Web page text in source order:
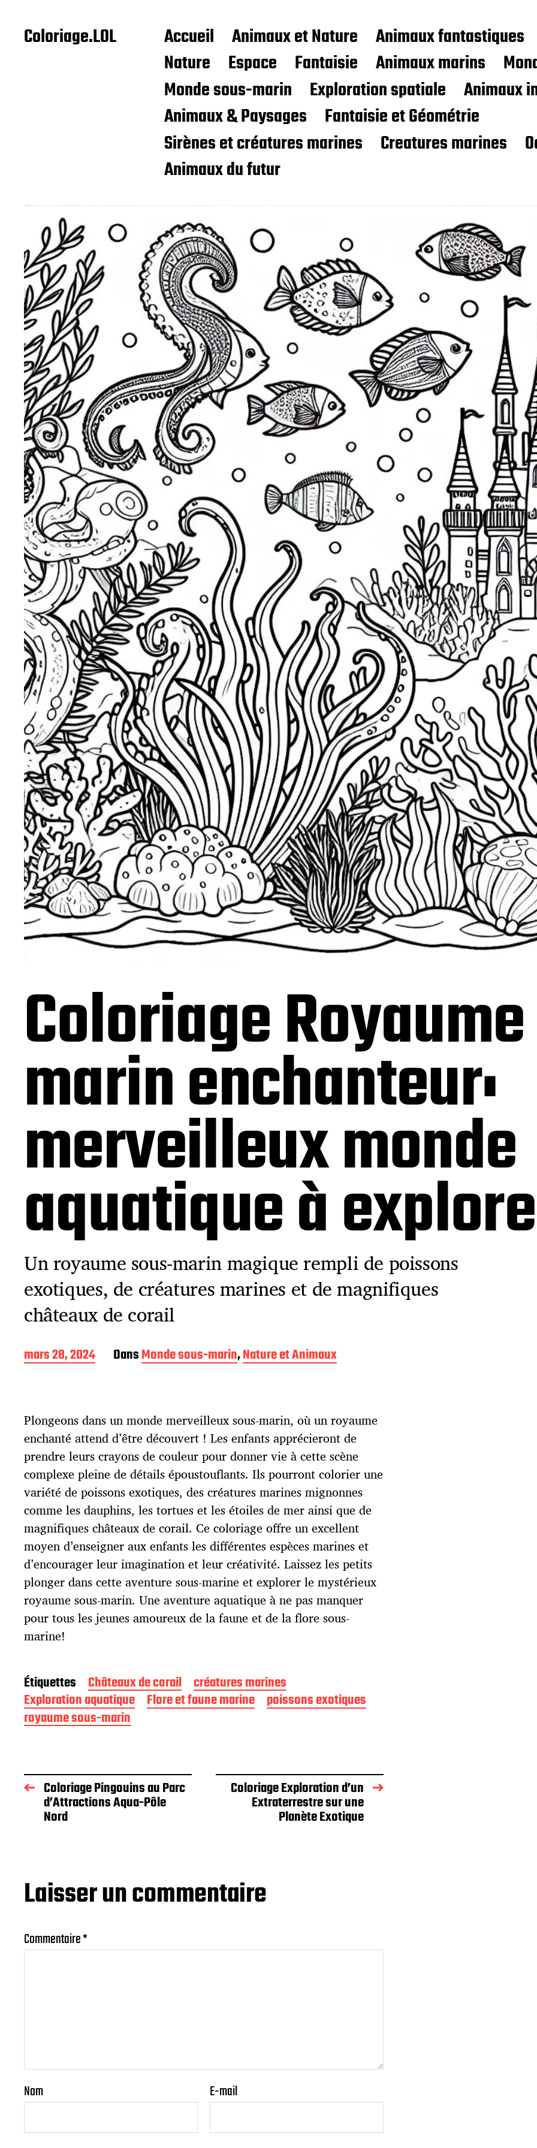
Coloriage.LOL Accueil Animaux et Nature
Animaux fantastiques
Nature
Espace Fantaisie Animaux marins
Monde sous-marin
Exploration spatiale
Animaux
Animaux & Paysages
Fantaisie et Géométrie
Sirènes et créatures marines
Creatures marines
Animaux du futur
Coloriage
marin enchanteur:
merveilleux monde
aquatique à
Un royaume sous-marin magique rempli de poissons
exotiques, de créatures marines et de magnifiques
châteaux de corail
D
a
e
p
u
b
l
i
c
a
t
i
o
n
mars 28, 2024 DansMonde sous-marin,Nature et Animaux
Plongeons dans un monde merveilleux sous-marin, où un royaume
enchanté attend d’être découvert ! Les enfants apprécieront de
prendre leurs crayons de couleur pour donner vie à cette scène
complexe pleine de détails époustouflants. Ils pourront colorier une
variété de poissons exotiques, des créatures marines mignonnes
comme les dauphins, les tortues et les étoiles de mer ainsi que de
magnifiques châteaux de corail. Ce coloriage offre un excellent
moyen d’enseigner aux enfants les différentes espèces marines et
d’encourager leur imagination et leur créativité. Laissez les petits
plonger dans cette aventure sous-marine et explorer le mystérieux
royaume sous-marin. Une aventure aquatique à ne pas manquer
pour tous les jeunes amoureux de la faune et de la flore sous-
marine!
Étiquettes Châteaux de corail créatures marines
Exploration aquatique
Flore et faune marine
poissons exotiques
royaume sous-marin
Coloriage Pingouins au Parc
d’Attractions Aqua-Pôle
Nord
Coloriage Exploration d’un
Extraterrestre sur une
Planète Exotique
Laisser un commentaire
Commentaire*
Nom E-mail